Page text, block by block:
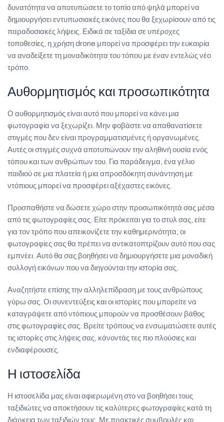
δυνατότητα να αποτυπώσετε το τοπίο από ψηλά μπορεί να
δημιουργήσει εντυπωσιακές εικόνες που θα ξεχωρίσουν από τις
παραδοσιακές λήψεις. Ειδικά σε ταξίδια σε υπέροχες
τοποθεσίες, η χρήση drone μπορεί να προσφέρει την ευκαιρία
να αναδείξετε τη μοναδικότητα του τόπου με έναν εντελώς νέο
τρόπο.
Αυθορμητισμός και προσωπικότητα
Ο αυθορμητισμός είναι αυτό που μπορεί να κάνει μια
φωτογραφία να ξεχωρίζει. Μην φοβάστε να απαθανατίσετε
στιγμές που δεν είναι προγραμματισμένες ή οργανωμένες.
Αυτές οι στιγμές συχνά αποτυπώνουν την αληθινή ουσία ενός
τόπου και των ανθρώπων του. Για παράδειγμα, ένα γέλιο
παιδιού σε μια πλατεία ή μια απροσδόκητη συνάντηση με
ντόπιους μπορεί να προσφέρει αξέχαστες εικόνες.
Προσπαθήστε να δώσετε χώρο στην προσωπικότητά σας μέσα
από τις φωτογραφίες σας. Είτε πρόκειται για το στυλ σας, είτε
για τον τρόπο που απεικονίζετε την καθημερινότητα, οι
φωτογραφίες σας θα πρέπει να αντικατοπτρίζουν αυτό που σας
εμπνέει. Αυτό θα σας βοηθήσει να δημιουργήσετε μια μοναδική
συλλογή εικόνων που να διηγούνται την ιστορία σας.
Αναζητήστε επίσης την αλληλεπίδραση με τους ανθρώπους
γύρω σας. Οι συνεντεύξεις και οι ιστορίες που μπορείτε να
καταγράψετε από ντόπιους μπορούν να προσθέσουν βάθος
στις φωτογραφίες σας. Βρείτε τρόπους να ενσωματώσετε αυτές
τις ιστορίες στις λήψεις σας, κάνοντάς τες πιο πλούσιες και
ενδιαφέρουσες.
Η ιστοσελίδα
Η ιστοσελίδα μας είναι αφιερωμένη στο να βοηθήσει τους
ταξιδιώτες να αποκτήσουν τις καλύτερες φωτογραφίες κατά τη
διάρκεια των ταξιδιών τους. Με πρακτικές συμβουλές και